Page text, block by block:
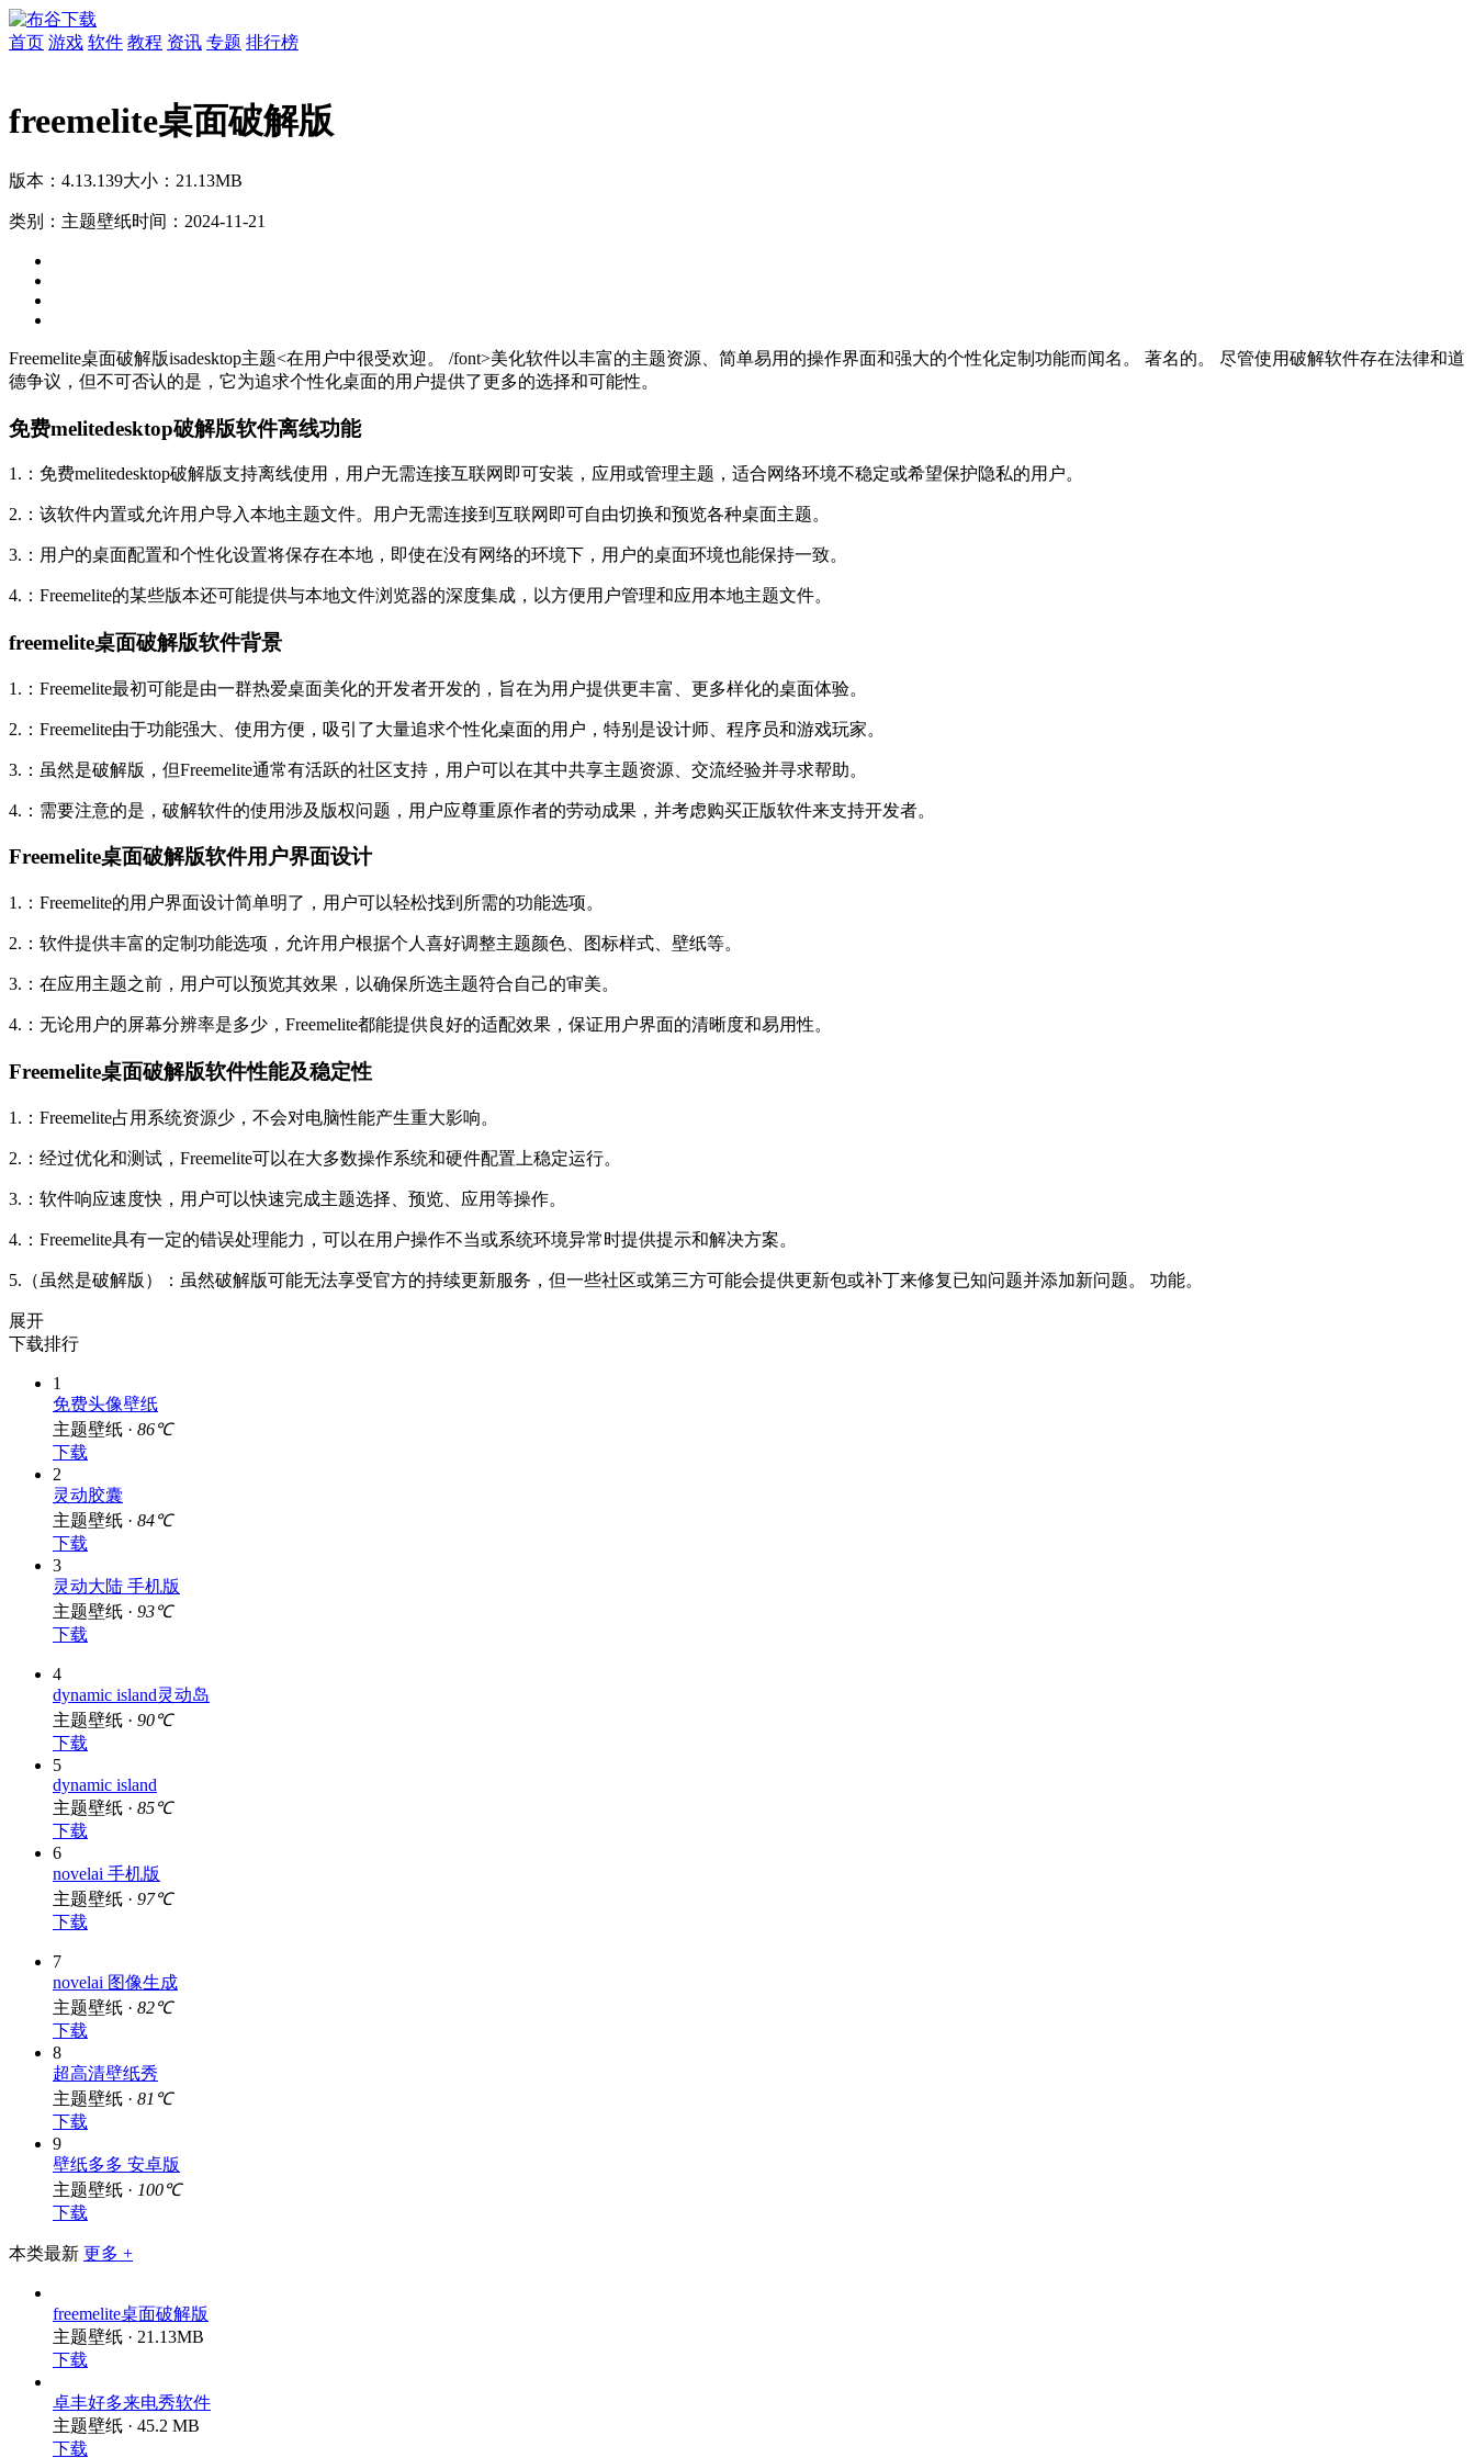
首页 游戏 软件 教程 资讯 专题 排行榜
freemelite桌面破解版
版本：4.13.139大小：21.13MB
类别：主题壁纸时间：2024-11-21
Freemelite桌面破解版isadesktop主题<在用户中很受欢迎。 /font>美化软件以丰富的主题资源、简单易用的操作界面和强大的个性化定制功能而闻名。 著名的。 尽管使用破解软件存在法律和道
德争议，但不可否认的是，它为追求个性化桌面的用户提供了更多的选择和可能性。
免费melitedesktop破解版软件离线功能
1.：免费melitedesktop破解版支持离线使用，用户无需连接互联网即可安装，应用或管理主题，适合网络环境不稳定或希望保护隐私的用户。
2.：该软件内置或允许用户导入本地主题文件。用户无需连接到互联网即可自由切换和预览各种桌面主题。
3.：用户的桌面配置和个性化设置将保存在本地，即使在没有网络的环境下，用户的桌面环境也能保持一致。
4.：Freemelite的某些版本还可能提供与本地文件浏览器的深度集成，以方便用户管理和应用本地主题文件。
freemelite桌面破解版软件背景
1.：Freemelite最初可能是由一群热爱桌面美化的开发者开发的，旨在为用户提供更丰富、更多样化的桌面体验。
2.：Freemelite由于功能强大、使用方便，吸引了大量追求个性化桌面的用户，特别是设计师、程序员和游戏玩家。
3.：虽然是破解版，但Freemelite通常有活跃的社区支持，用户可以在其中共享主题资源、交流经验并寻求帮助。
4.：需要注意的是，破解软件的使用涉及版权问题，用户应尊重原作者的劳动成果，并考虑购买正版软件来支持开发者。
Freemelite桌面破解版软件用户界面设计
1.：Freemelite的用户界面设计简单明了，用户可以轻松找到所需的功能选项。
2.：软件提供丰富的定制功能选项，允许用户根据个人喜好调整主题颜色、图标样式、壁纸等。
3.：在应用主题之前，用户可以预览其效果，以确保所选主题符合自己的审美。
4.：无论用户的屏幕分辨率是多少，Freemelite都能提供良好的适配效果，保证用户界面的清晰度和易用性。
Freemelite桌面破解版软件性能及稳定性
1.：Freemelite占用系统资源少，不会对电脑性能产生重大影响。
2.：经过优化和测试，Freemelite可以在大多数操作系统和硬件配置上稳定运行。
3.：软件响应速度快，用户可以快速完成主题选择、预览、应用等操作。
4.：Freemelite具有一定的错误处理能力，可以在用户操作不当或系统环境异常时提供提示和解决方案。
5.（虽然是破解版）：虽然破解版可能无法享受官方的持续更新服务，但一些社区或第三方可能会提供更新包或补丁来修复已知问题并添加新问题。 功能。
展开
下载排行
1
免费头像壁纸
主题壁纸 · 86℃
下载
2
灵动胶囊
主题壁纸 · 84℃
下载
3
灵动大陆 手机版
主题壁纸 · 93℃
下载
4
dynamic island灵动岛
主题壁纸 · 90℃
下载
5
dynamic island
主题壁纸 · 85℃
下载
6
novelai 手机版
主题壁纸 · 97℃
下载
7
novelai 图像生成
主题壁纸 · 82℃
下载
8
超高清壁纸秀
主题壁纸 · 81℃
下载
9
壁纸多多 安卓版
主题壁纸 · 100℃
下载
本类最新 更多 +
freemelite桌面破解版
主题壁纸 · 21.13MB
下载
卓丰好多来电秀软件
主题壁纸 · 45.2 MB
下载